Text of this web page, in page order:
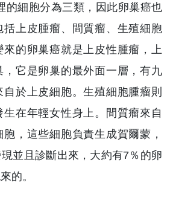
的細胞分為三類，因此卵巢癌也
括上皮腫瘤、間質瘤、生殖細胞
的卵巢癌就是上皮性腫瘤，上
，它是卵巢的最外面一層，有九
於上皮細胞。生殖細胞腫瘤則
在年輕女性身上。間質瘤來自
，這些細胞負責生成賀爾蒙，
並且診斷出來，大約有7％的卵
的。